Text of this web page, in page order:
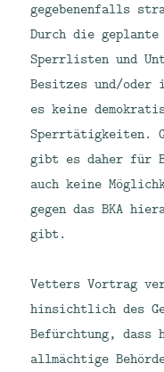
gegebenenfalls
Durch die geplante
Sperrlisten und
Besitzes und/
es keine
Sperrtätigkeiten.
gibt es daher für
auch keine
gegen das BKA
gibt.
Vetters Vortrag
hinsichtlich des
Befürchtung, dass
allmächtige